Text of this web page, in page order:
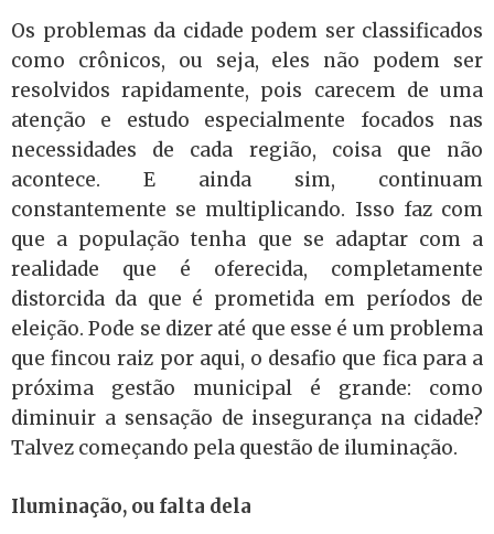
Os problemas da cidade podem ser classificados
como crônicos, ou seja, eles não podem ser
resolvidos rapidamente, pois carecem de uma
atenção e estudo especialmente focados nas
necessidades de cada região, coisa que não
acontece. E ainda sim, continuam
constantemente se multiplicando. Isso faz com
que a população tenha que se adaptar com a
realidade que é oferecida, completamente
distorcida da que é prometida em períodos de
eleição. Pode se dizer até que esse é um problema
que fincou raiz por aqui, o desafio que fica para a
próxima gestão municipal é grande: como
diminuir a sensação de insegurança na cidade?
Talvez começando pela questão de iluminação.
Iluminação, ou falta dela